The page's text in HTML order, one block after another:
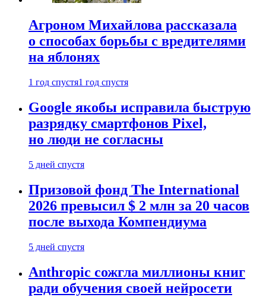
Агроном Михайлова рассказала
о способах борьбы с вредителями
на яблонях
1 год спустя1 год спустя
Google якобы исправила быструю
разрядку смартфонов Pixel,
но люди не согласны
5 дней спустя
Призовой фонд The International
2026 превысил $ 2 млн за 20 часов
после выхода Компендиума
5 дней спустя
Anthropic сожгла миллионы книг
ради обучения своей нейросети